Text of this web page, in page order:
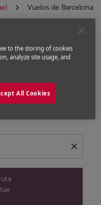
Vuelos de Barcelona
ofertas de
a Tel Aviv
close
ruta (origen y / o
to the storing of cookies
analyze site usage, and
All Cookies